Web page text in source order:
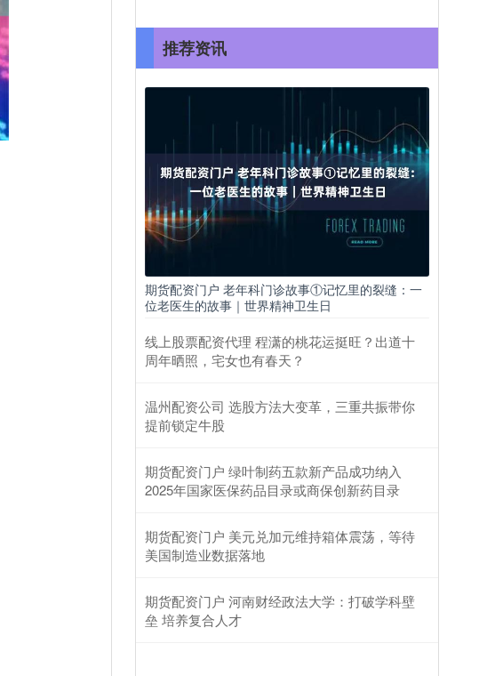
推荐资讯
期货配资门户 老年科门诊故事①记忆里的裂缝：一
位老医生的故事｜世界精神卫生日
线上股票配资代理 程潇的桃花运挺旺？出道十
周年晒照，宅女也有春天？
温州配资公司 选股方法大变革，三重共振带你
提前锁定牛股
期货配资门户 绿叶制药五款新产品成功纳入
2025年国家医保药品目录或商保创新药目录
期货配资门户 美元兑加元维持箱体震荡，等待
美国制造业数据落地
期货配资门户 河南财经政法大学：打破学科壁
垒 培养复合人才